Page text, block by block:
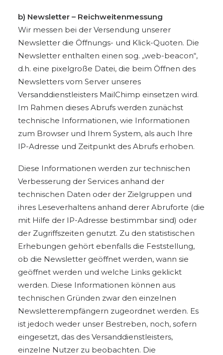
b) Newsletter – Reichweitenmessung
Wir messen bei der Versendung unserer
Newsletter die Öffnungs- und Klick-Quoten. Die
Newsletter enthalten einen sog. „web-beacon“,
d.h. eine pixelgroße Datei, die beim Öffnen des
Newsletters vom Server unseres
Versanddienstleisters MailChimp einsetzen wird.
Im Rahmen dieses Abrufs werden zunächst
technische Informationen, wie Informationen
zum Browser und Ihrem System, als auch Ihre
IP-Adresse und Zeitpunkt des Abrufs erhoben.
Diese Informationen werden zur technischen
Verbesserung der Services anhand der
technischen Daten oder der Zielgruppen und
ihres Leseverhaltens anhand derer Abruforte (die
mit Hilfe der IP-Adresse bestimmbar sind) oder
der Zugriffszeiten genutzt. Zu den statistischen
Erhebungen gehört ebenfalls die Feststellung,
ob die Newsletter geöffnet werden, wann sie
geöffnet werden und welche Links geklickt
werden. Diese Informationen können aus
technischen Gründen zwar den einzelnen
Newsletterempfängern zugeordnet werden. Es
ist jedoch weder unser Bestreben, noch, sofern
eingesetzt, das des Versanddienstleisters,
einzelne Nutzer zu beobachten. Die